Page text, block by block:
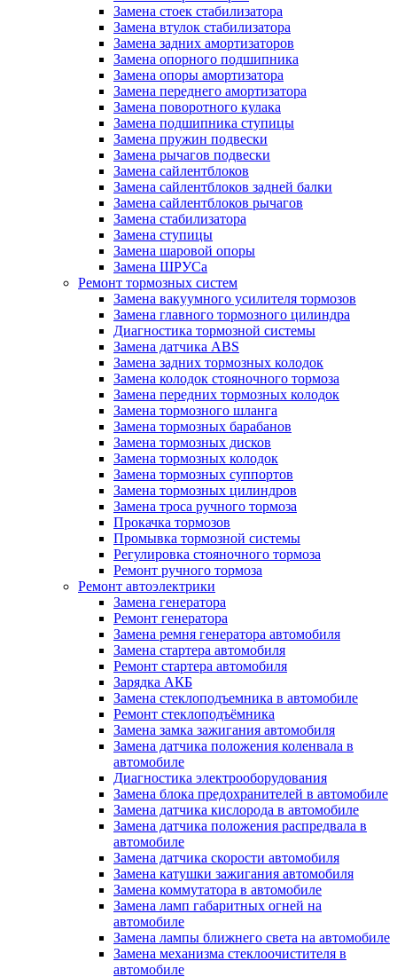
Замена стоек стабилизатора
Замена втулок стабилизатора
Замена задних амортизаторов
Замена опорного подшипника
Замена опоры амортизатора
Замена переднего амортизатора
Замена поворотного кулака
Замена подшипника ступицы
Замена пружин подвески
Замена рычагов подвески
Замена сайлентблоков
Замена сайлентблоков задней балки
Замена сайлентблоков рычагов
Замена стабилизатора
Замена ступицы
Замена шаровой опоры
Замена ШРУСа
Ремонт тормозных систем
Замена вакуумного усилителя тормозов
Замена главного тормозного цилиндра
Диагностика тормозной системы
Замена датчика ABS
Замена задних тормозных колодок
Замена колодок стояночного тормоза
Замена передних тормозных колодок
Замена тормозного шланга
Замена тормозных барабанов
Замена тормозных дисков
Замена тормозных колодок
Замена тормозных суппортов
Замена тормозных цилиндров
Замена троса ручного тормоза
Прокачка тормозов
Промывка тормозной системы
Регулировка стояночного тормоза
Ремонт ручного тормоза
Ремонт автоэлектрики
Замена генератора
Ремонт генератора
Замена ремня генератора автомобиля
Замена стартера автомобиля
Ремонт стартера автомобиля
Зарядка АКБ
Замена стеклоподъемника в автомобиле
Ремонт стеклоподъёмника
Замена замка зажигания автомобиля
Замена датчика положения коленвала в
автомобиле
Диагностика электрооборудования
Замена блока предохранителей в автомобиле
Замена датчика кислорода в автомобиле
Замена датчика положения распредвала в
автомобиле
Замена датчика скорости автомобиля
Замена катушки зажигания автомобиля
Замена коммутатора в автомобиле
Замена ламп габаритных огней на
автомобиле
Замена лампы ближнего света на автомобиле
Замена механизма стеклоочистителя в
автомобиле